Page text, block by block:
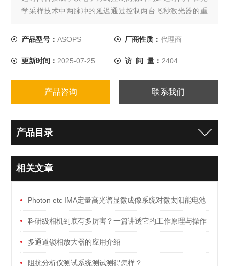
学采样技术中两脉冲的延迟通过控制两台飞秒激光器的重
产品型号：ASOPS 厂商性质： 代理商
更新时间： 2025-07-25 访 问 量： 2404
产品咨询 联系我们
产品目录
相关文章
Photon etc IMA定量高光谱显微成像系统对微太阳能电池
的探究
科研级相机到底有多厉害？一篇讲透它的工作原理与操作
细节多通道锁相放大器的应用介绍
阻抗分析仪测试系统测试测得怎样？